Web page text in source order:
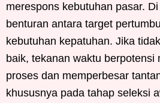
merespons kebutuhan pasar.
benturan antara target
kebutuhan kepatuhan. Jika
baik, tekanan waktu berpotensi
proses dan memperbesar
khususnya pada tahap seleksi